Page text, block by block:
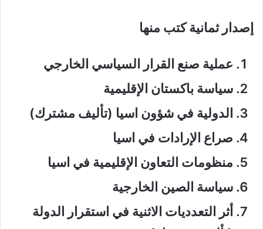
إصدار ثمانية كتب منها
عملية صنع القرار السياسي الخارجي
سياسة باكستان الإقليمية
الدولية في شؤون اسيا (تأليف مشترك)
صراع الإرادات في اسيا
منظومات التعاون الإقليمية في اسيا
سياسة الصين الخارجية
أثر التعدديات الاثنية في استقرار الدولة